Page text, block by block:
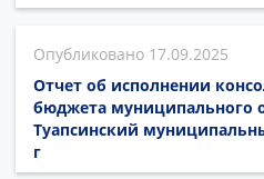
17.09.2025
Отчет об исполнении
бюджета муниципального
Туапсинский
г